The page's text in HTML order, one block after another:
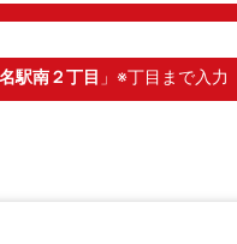
駅南２丁目 」※丁目まで入力